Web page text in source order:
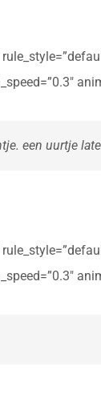
een uurtje